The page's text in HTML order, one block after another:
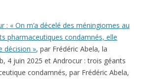
: « On m’a décelé des méningiomes au
pharmaceutiques condamnés, elle
décision », par Frédéric Abela, la
4 juin 2025 et Androcur : trois géants
condamnés, par Frédéric Abela,